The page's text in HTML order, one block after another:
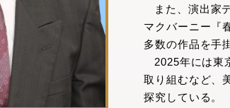
また、演出家
マクバーニー『
多数の作品を手
2025年には東
取り組むなど、
探究している。